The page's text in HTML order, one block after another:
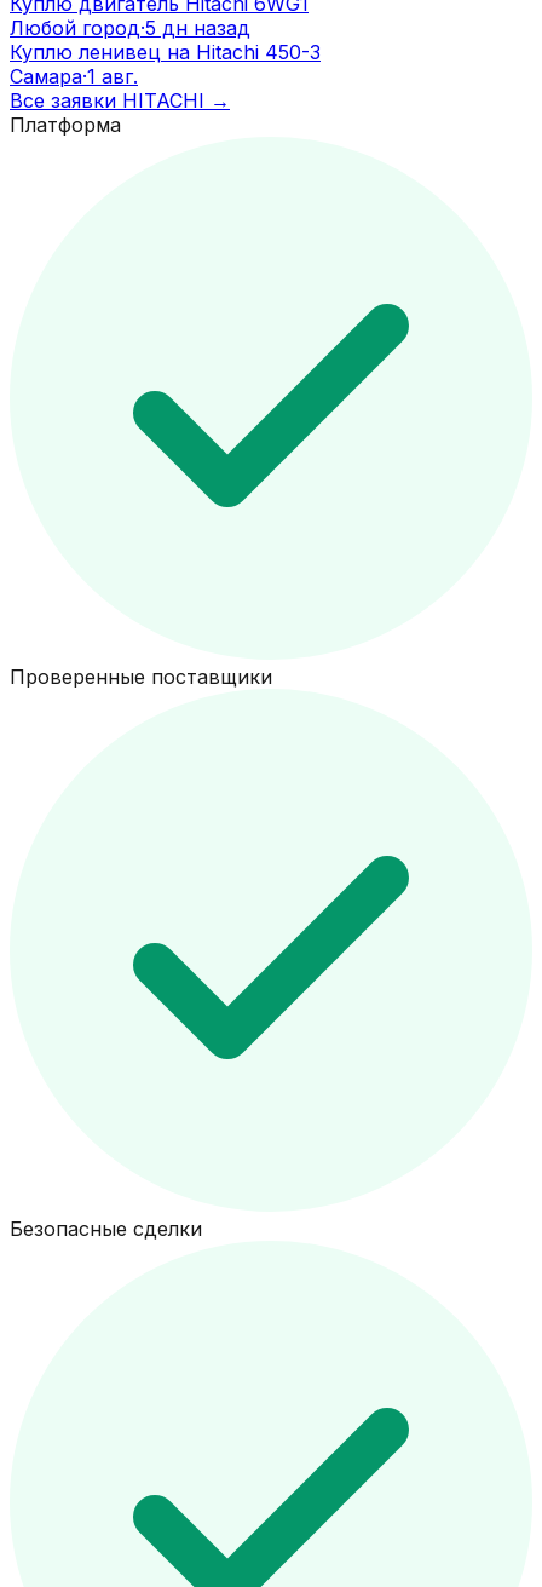
Любой город·5 дн назад
Куплю ленивец на Hitachi 450-3
Самара·1 авг.
Все заявки HITACHI →
Платформа
Проверенные поставщики
Безопасные сделки